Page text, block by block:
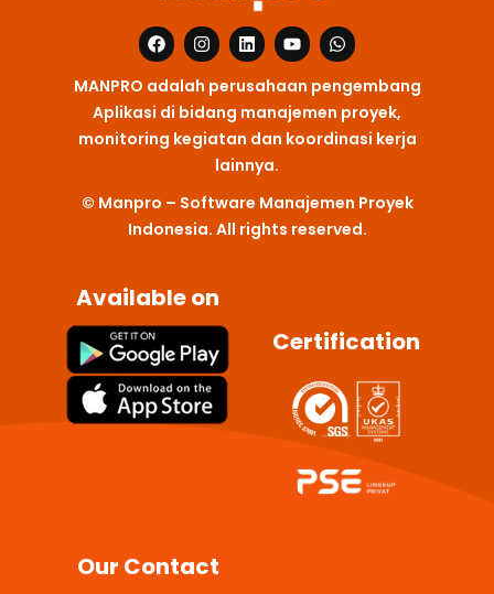
F
a
c
e
b
o
o
I
n
s
t
a
g
r
L
i
n
k
e
d
i
n
Y
o
u
t
u
b
e
W
h
a
t
s
a
p
MANPRO adalah perusahaan pengembang
Aplikasi di bidang manajemen proyek,
monitoring kegiatan dan koordinasi kerja
lainnya.
© Manpro – Software Manajemen Proyek
Indonesia. All rights reserved.
Available on
Certification
Our Contact